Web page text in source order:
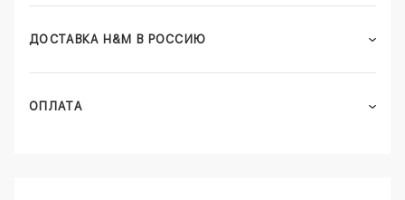
ДОСТАВКА H&M В РОССИЮ
ОПЛАТА